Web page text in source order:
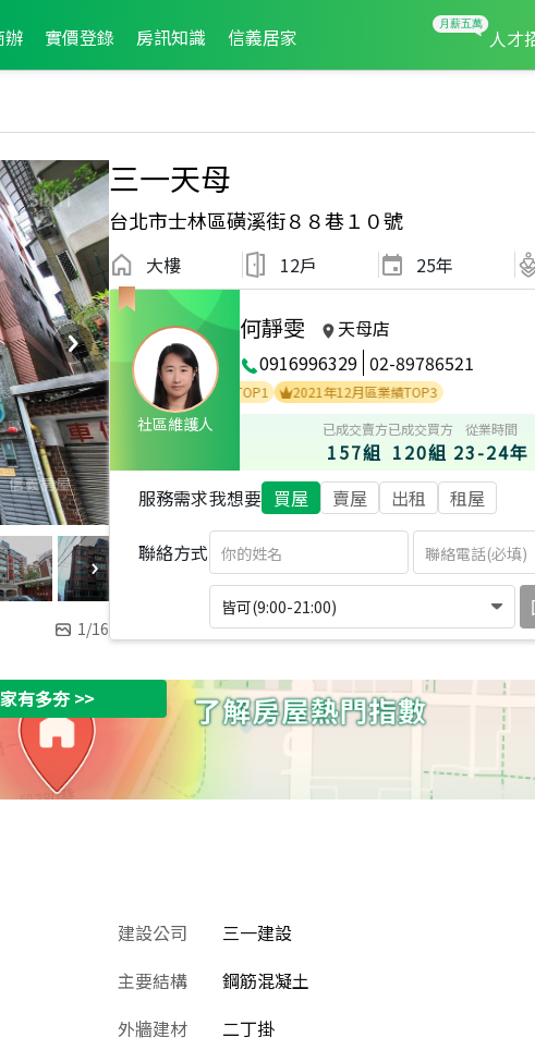
辦 實價登錄 房訊知識 信義居家 人才
1/16
三一天母
台北市士林區磺溪街８８巷１０號
大樓 12戶 25年
社區維護人
何靜雯
天母店
0916996329 02-89786521
績TOP1 2024年12月區業績TOP1
2021年12月區業績TOP3
已成交賣方
157組
已成交買方
120組
從業時間
23-24年
服務需求我想要 買屋 賣屋 出租 租屋
聯絡方式
皆可(9:00-21:00)
有多夯>>
建設公司
三一建設
主要結構
鋼筋混凝土
外牆建材
二丁掛